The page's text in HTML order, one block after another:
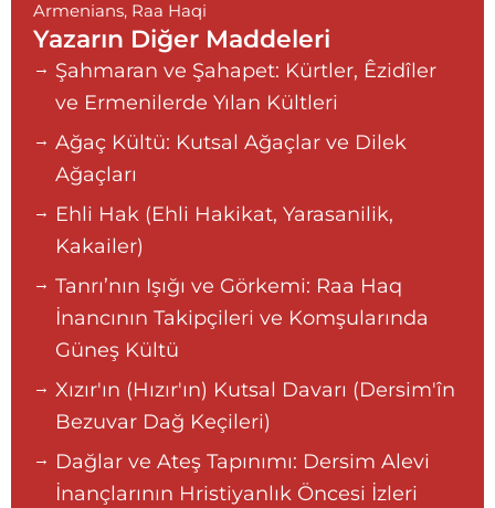
Armenians, Raa Haqi
Yazarın Diğer Maddeleri
Şahmaran ve Şahapet: Kürtler, Êzidîler
ve Ermenilerde Yılan Kültleri
Ağaç Kültü: Kutsal Ağaçlar ve Dilek
Ağaçları
Ehli Hak (Ehli Hakikat, Yarasanilik,
Kakailer)
Tanrı’nın Işığı ve Görkemi: Raa Haq
İnancının Takipçileri ve Komşularında
Güneş Kültü
Xızır'ın (Hızır'ın) Kutsal Davarı (Dersim'în
Bezuvar Dağ Keçileri)
Dağlar ve Ateş Tapınımı: Dersim Alevi
İnançlarının Hristiyanlık Öncesi İzleri